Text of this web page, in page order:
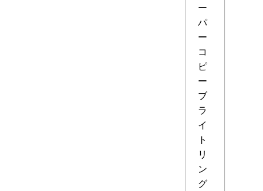
ー
パ
ー
コ
ピ
ー
ブ
ラ
イ
ト
リ
ン
グ